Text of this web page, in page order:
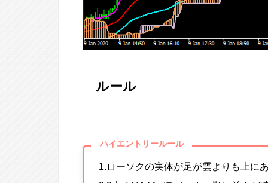
ルール
ハイエントリールール
1.ローソクの実体が足が雲よりも上に